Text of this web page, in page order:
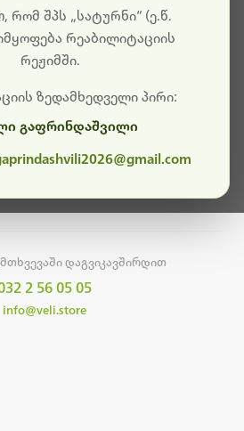
განახლება და ტექნიკური
სამუშაოები.
იქნება. გმადლობთ
დაგვიკავშირდით
2 56 05 05
info@veli.store
რომ შპს „სატურნი“ (ე.წ.
რეაბილიტაციის
რეჟიმში.
ზედამხედველი პირი:
გაფრინდაშვილი